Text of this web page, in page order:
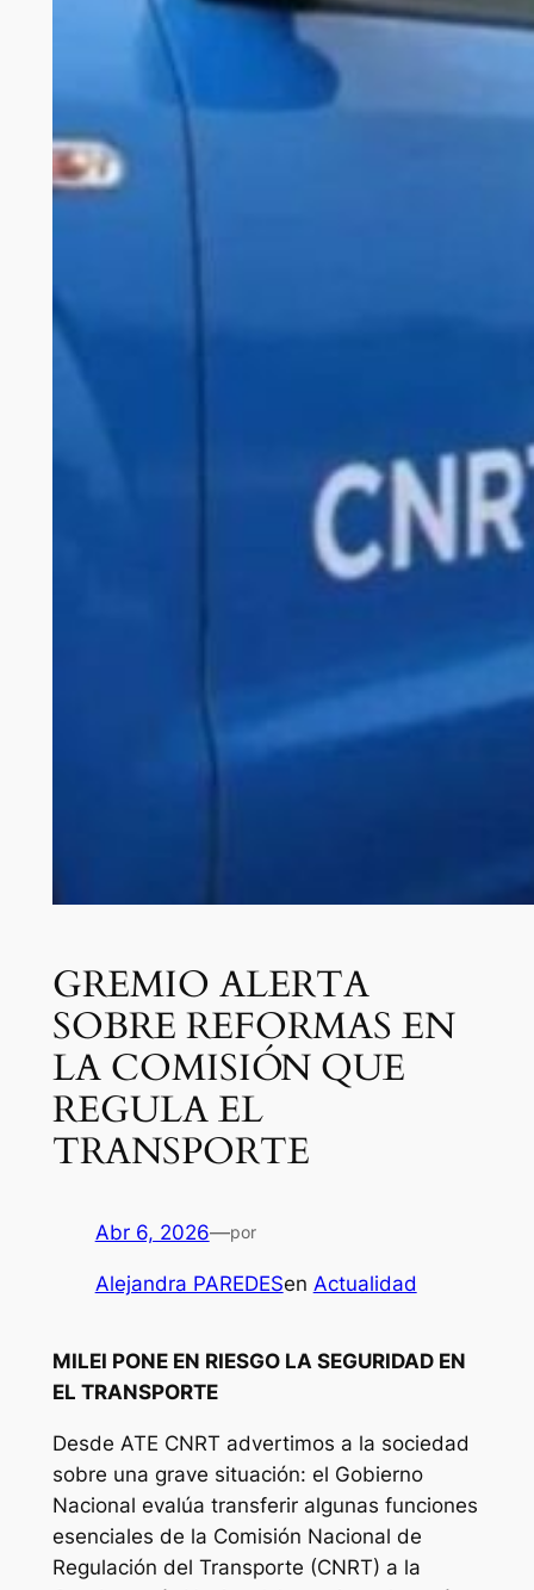
GREMIO ALERTA
SOBRE REFORMAS EN
LA COMISIÓN QUE
REGULA EL
TRANSPORTE
Abr 6, 2026—por
Alejandra PAREDESen Actualidad
MILEI PONE EN RIESGO LA SEGURIDAD EN
EL TRANSPORTE
Desde ATE CNRT advertimos a la sociedad
sobre una grave situación: el Gobierno
Nacional evalúa transferir algunas funciones
esenciales de la Comisión Nacional de
Regulación del Transporte (CNRT) a la